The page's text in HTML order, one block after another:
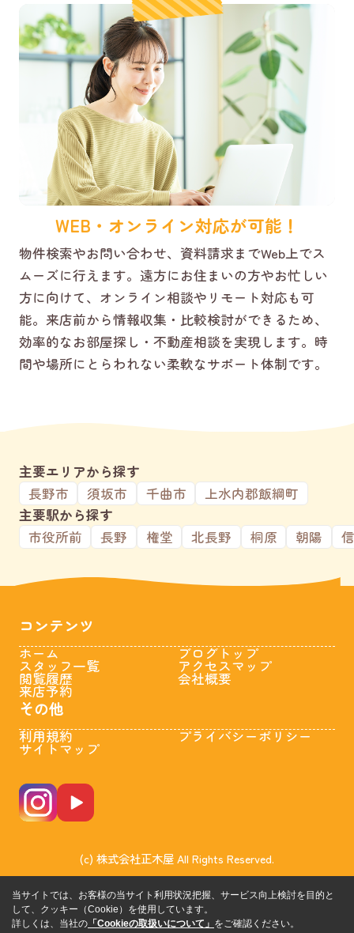
WEB・オンライン対応が可能！
物件検索やお問い合わせ、資料請求までWeb上でス
ムーズに行えます。遠方にお住まいの方やお忙しい
方に向けて、オンライン相談やリモート対応も可
能。来店前から情報収集・比較検討ができるため、
効率的なお部屋探し・不動産相談を実現します。時
間や場所にとらわれない柔軟なサポート体制です。
主要エリアから探す
長野市
須坂市 千曲市
上水内郡飯綱町
主要駅から探す
市役所前
長野 権堂 北長野 桐原 朝陽
コンテンツ
ホーム
スタッフ一覧
閲覧履歴
来店予約
ブログトップ
アクセスマップ
会社概要
その他
利用規約
サイトマップ
プライバシーポリシー
(c) 株式会社正木屋 All Rights Reserved.
当サイトでは、お客様の当サイト利用状況把握、サービス向上検討を目的と
して、クッキー（Cookie）を使用しています。
詳しくは、当社の 「Cookieの取扱いについて」 をご確認ください。